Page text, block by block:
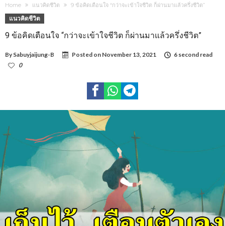
Home แนวคิดชีวิต 9 ข้อคิดเตือนใจ “กว่าจะเข้าใจชีวิต ก็ผ่านมาแล้วครึ่งชีวิต”
แนวคิดชีวิต
9 ข้อคิดเตือนใจ “กว่าจะเข้าใจชีวิต ก็ผ่านมาแล้วครึ่งชีวิต”
By Sabuyjaijung-B Posted on November 13, 2021
6 second read
0